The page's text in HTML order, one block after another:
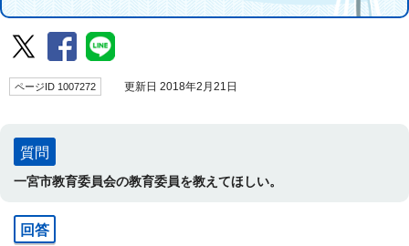
ページID 1007272 更新日 2018年2月21日
質問
一宮市教育委員会の教育委員を教えてほしい。
回答